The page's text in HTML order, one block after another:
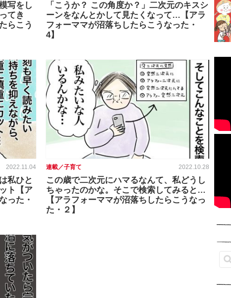
写をし
てき
らこう
「こうか？ この角度か？」二次元のキスシ
ーンをなんとかして見たくなって…【アラ
フォーママが沼落ちしたらこうなった・
4】
2022.11.04
私ひと
ト【ア
った・
連載／子育て 2022.10.28
この歳で二次元にハマるなんて、私どうし
ちゃったのかな。そこで検索してみると…
【アラフォーママが沼落ちしたらこうなっ
た・２】